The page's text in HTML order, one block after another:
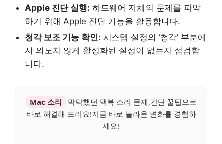
Apple 진단 실행: 하드웨어 자체의 문제를 파악
하기 위해 Apple 진단 기능을 활용합니다.
청각 보조 기능 확인: 시스템 설정의 ‘청각’ 부분에
서 의도치 않게 활성화된 설정이 없는지 점검합
니다.
Mac 소리
막막했던 맥북 소리 문제,간단 꿀팁으로
바로 해결해 드려요!지금 바로 놀라운 변화를 경험하
세요!